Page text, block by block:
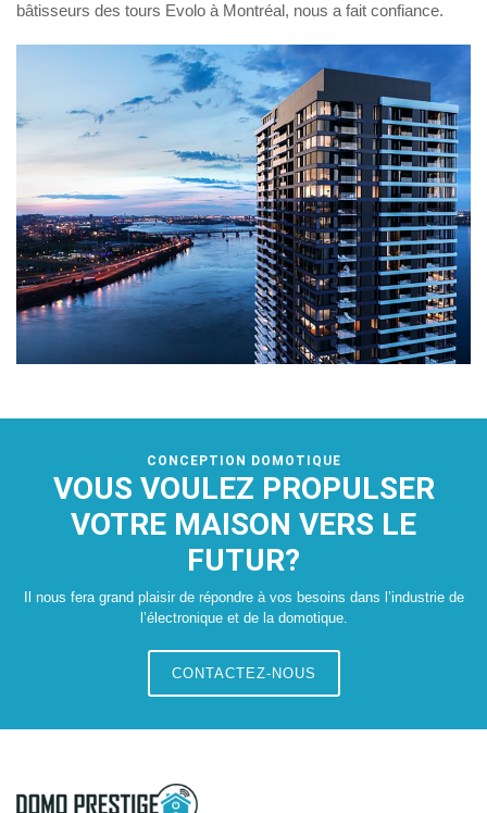
bâtisseurs des tours Evolo à Montréal, nous a fait confiance.
CONCEPTION DOMOTIQUE
VOUS VOULEZ PROPULSER
VOTRE MAISON VERS LE
FUTUR?
Il nous fera grand plaisir de répondre à vos besoins dans l’industrie de
l’électronique et de la domotique.
CONTACTEZ-NOUS